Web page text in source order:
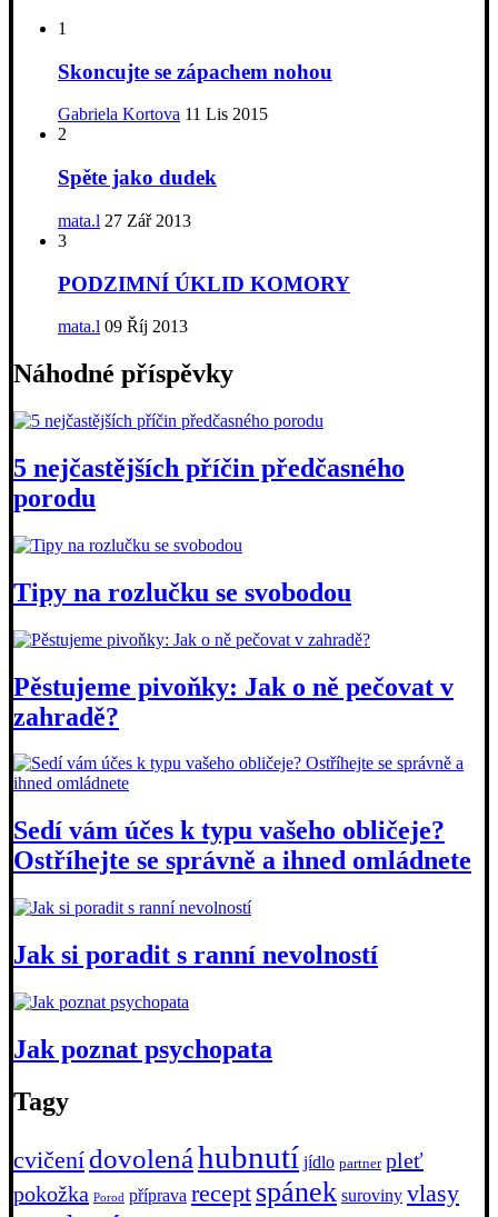
1
Skoncujte se zápachem nohou
Gabriela Kortova 11 Lis 2015
2
Spěte jako dudek
mata.l 27 Zář 2013
3
PODZIMNÍ ÚKLID KOMORY
mata.l 09 Říj 2013
Náhodné příspěvky
5 nejčastějších příčin předčasného
porodu
Tipy na rozlučku se svobodou
Pěstujeme pivoňky: Jak o ně pečovat v
zahradě?
Sedí vám účes k typu vašeho obličeje?
Ostříhejte se správně a ihned omládnete
Jak si poradit s ranní nevolností
Jak poznat psychopata
Tagy
cvičení dovolenáhubnutí jídlo partner pleť
pokožka Porod příprava recept spánek suroviny vlasy